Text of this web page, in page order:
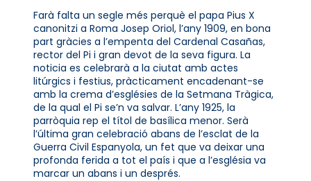
Farà falta un segle més perquè el papa Pius X
canonitzi a Roma Josep Oriol, l’any 1909, en bona
part gràcies a l’empenta del Cardenal Casañas,
rector del Pi i gran devot de la seva figura. La
noticia es celebrarà a la ciutat amb actes
litúrgics i festius, pràcticament encadenant-se
amb la crema d’esglésies de la Setmana Tràgica,
de la qual el Pi se’n va salvar. L’any 1925, la
parròquia rep el títol de basílica menor. Serà
l’última gran celebració abans de l’esclat de la
Guerra Civil Espanyola, un fet que va deixar una
profonda ferida a tot el país i que a l’església va
marcar un abans i un després.